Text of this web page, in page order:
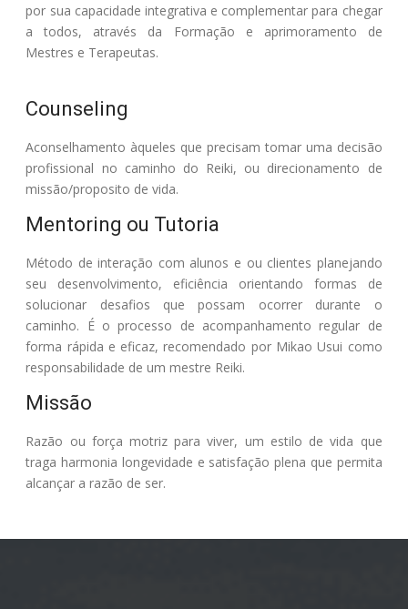
por sua capacidade integrativa e complementar para chegar
a todos, através da Formação e aprimoramento de
Mestres e Terapeutas.
Counseling
Aconselhamento àqueles que precisam tomar uma decisão
profissional no caminho do Reiki, ou direcionamento de
missão/proposito de vida.
Mentoring ou Tutoria
Método de interação com alunos e ou clientes planejando
seu desenvolvimento, eficiência orientando formas de
solucionar desafios que possam ocorrer durante o
caminho. É o processo de acompanhamento regular de
forma rápida e eficaz, recomendado por Mikao Usui como
responsabilidade de um mestre Reiki.
Missão
Razão ou força motriz para viver, um estilo de vida que
traga harmonia longevidade e satisfação plena que permita
alcançar a razão de ser.